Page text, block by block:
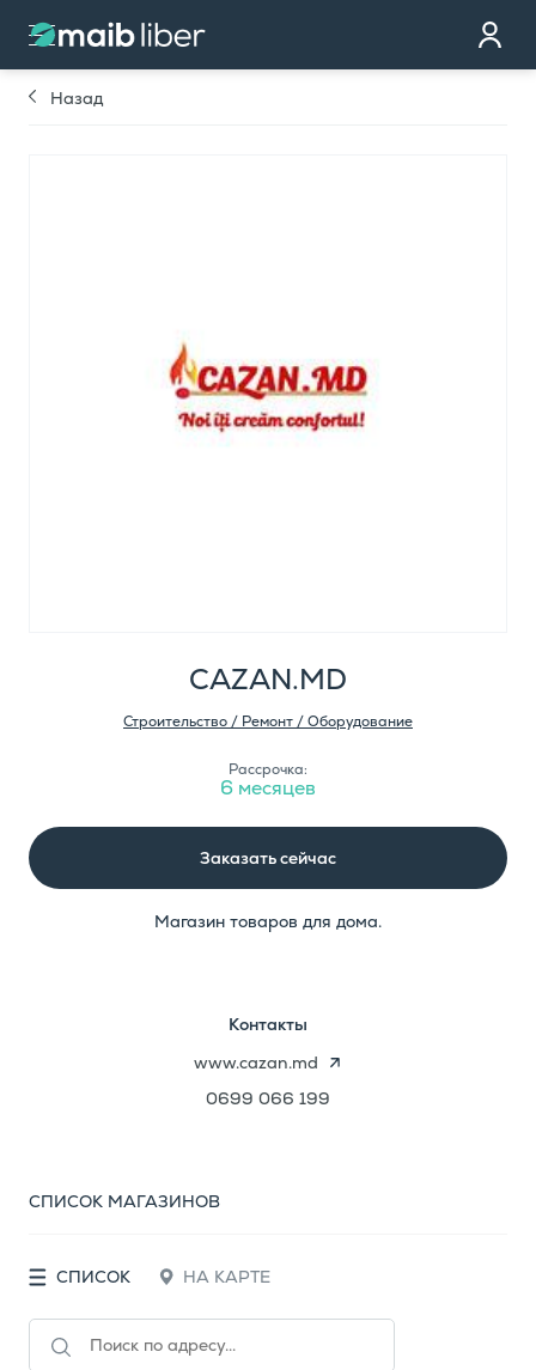
Контакт
стать клиентом
Назад
CAZAN.MD
Строительство / Ремонт / Оборудование
Рассрочка:
6 месяцев
Заказать сейчас
Магазин товаров для дома.
Контакты
www.cazan.md
0699 066 199
СПИСОК МАГАЗИНОВ
СПИСОК НА КАРТЕ